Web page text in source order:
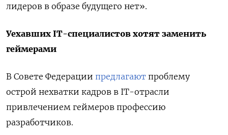
лидеров в образе будущего нет».
Уехавших IT-специалистов хотят заменить
геймерами
В Совете Федерации предлагают проблему
острой нехватки кадров в IT-отрасли
привлечением геймеров профессию
разработчиков.